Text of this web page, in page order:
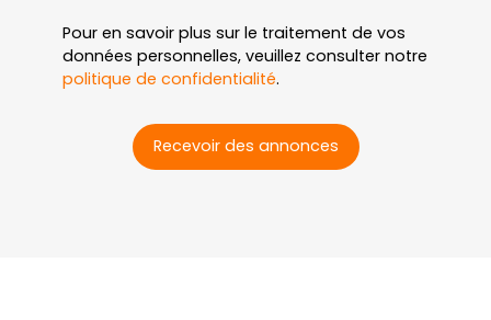
Pour en savoir plus sur le traitement de vos
données personnelles, veuillez consulter notre
politique de confidentialité.
Recevoir des annonces